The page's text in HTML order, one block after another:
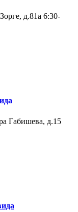
д.81а 6:30-
Габишева, д.15